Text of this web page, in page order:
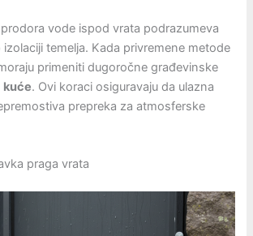
vode ispod vrata podrazumeva
temelja. Kada privremene metode
primeniti dugoročne građevinske
kuće. Ovi koraci osiguravaju da ulazna
prepreka za atmosferske
praga vrata